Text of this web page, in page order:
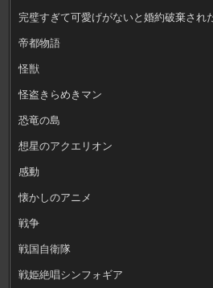
完璧すぎて可愛げがないと婚約破棄され
帝都物語
怪獣
怪盗きらめきマン
恐竜の島
想星のアクエリオン
感動
懐かしのアニメ
戦争
戦国自衛隊
戦姫絶唱シンフォギア